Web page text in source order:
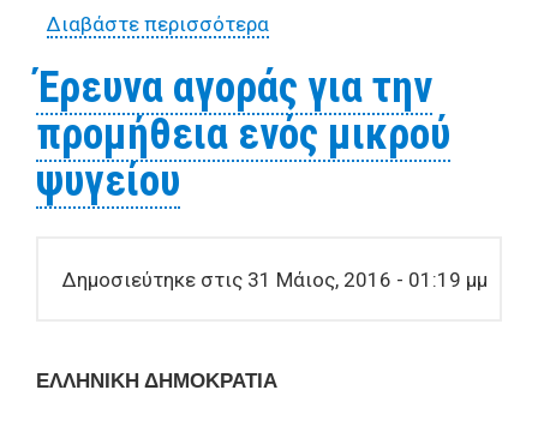
Διαβάστε περισσότεραγια Έρευνα αγοράς για την
μεταφοράς υλικών
Έρευνα αγοράς για την
προμήθεια ενός μικρού
ψυγείου
Δημοσιεύτηκε στις 31 Μάιος, 2016 - 01:19 μμ
ΕΛΛΗΝΙΚΗ ΔΗΜΟΚΡΑΤΙΑ